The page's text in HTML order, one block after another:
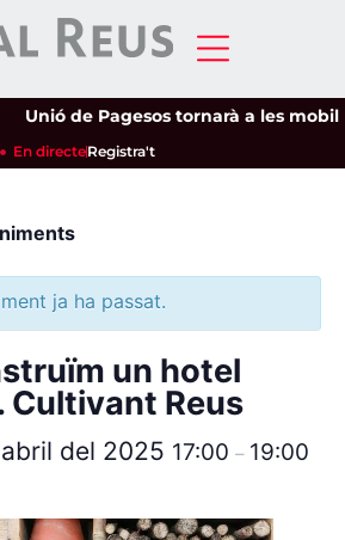
Unió de Pagesos tornarà a les
En directeRegistra't
ja ha passat.
un hotel
Cultivant Reus
del 2025 17:00 – 19:00